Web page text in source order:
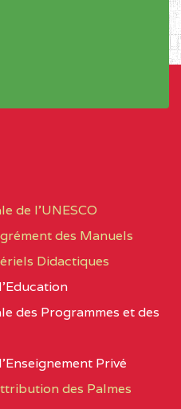
DE LOULOU
de l’UNESCO
des Manuels
Didactiques
des Programmes et des
Privé
des Palmes